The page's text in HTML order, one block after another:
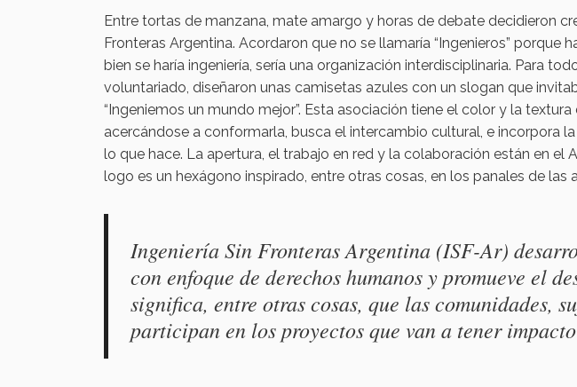
Entre tortas de manzana, mate amargo y horas de debate decidieron
Fronteras Argentina. Acordaron que no se llamaría “Ingenieros” porque
bien se haría ingeniería, sería una organización interdisciplinaria. Para
voluntariado, diseñaron unas camisetas azules con un slogan que
“Ingeniemos un mundo mejor”. Esta asociación tiene el color y la
acercándose a conformarla, busca el intercambio cultural, e incorpora
lo que hace. La apertura, el trabajo en red y la colaboración están en el
logo es un hexágono inspirado, entre otras cosas, en los panales de las
Ingeniería Sin Fronteras Argentina (ISF-Ar)
con enfoque de derechos humanos y promueve el
significa, entre otras cosas, que las comunidades,
participan en los proyectos que van a tener